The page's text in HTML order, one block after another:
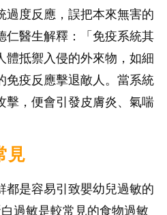
過度反應，誤把本來無害的
仁醫生解釋：「免疫系統其
體抵禦入侵的外來物，如細
免疫反應擊退敵人。當系統
擊，便會引發皮膚炎、氣喘
見
都是容易引致嬰幼兒過敏的
過敏是較常見的食物過敏